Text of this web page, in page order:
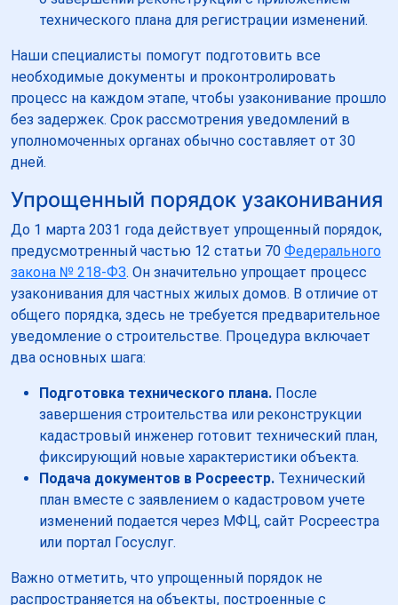
технического плана для регистрации изменений.
Наши специалисты помогут подготовить все
необходимые документы и проконтролировать
процесс на каждом этапе, чтобы узаконивание прошло
без задержек. Срок рассмотрения уведомлений в
уполномоченных органах обычно составляет от 30
дней.
Упрощенный порядок узаконивания
До 1 марта 2031 года действует упрощенный порядок,
предусмотренный частью 12 статьи 70 Федерального
закона № 218-ФЗ. Он значительно упрощает процесс
узаконивания для частных жилых домов. В отличие от
общего порядка, здесь не требуется предварительное
уведомление о строительстве. Процедура включает
два основных шага:
Подготовка технического плана. После
завершения строительства или реконструкции
кадастровый инженер готовит технический план,
фиксирующий новые характеристики объекта.
Подача документов в Росреестр. Технический
план вместе с заявлением о кадастровом учете
изменений подается через МФЦ, сайт Росреестра
или портал Госуслуг.
Важно отметить, что упрощенный порядок не
распространяется на объекты, построенные с